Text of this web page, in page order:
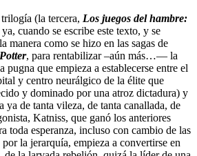
(la tercera, Los juegos del hambre:
cuando se escribe este texto, y se
manera como se hizo en las sagas de
, para rentabilizar –aún más…— la
pugna que empieza a establecerse entre el
y centro neurálgico de la élite que
y dominado por una atroz dictadura) y
ya de tanta vileza, de tanta canallada, de
Katniss, que ganó los anteriores
toda esperanza, incluso con cambio de las
la jerarquía, empieza a convertirse en